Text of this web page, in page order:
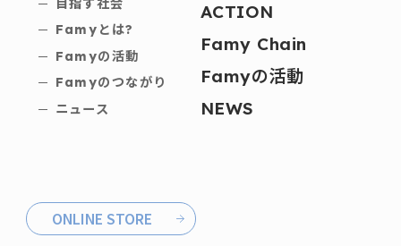
目指す社会
Famyとは?
Famyの活動
Famyのつながり
ニュース
ACTION
Famy Chain
Famyの活動
NEWS
ONLINE STORE